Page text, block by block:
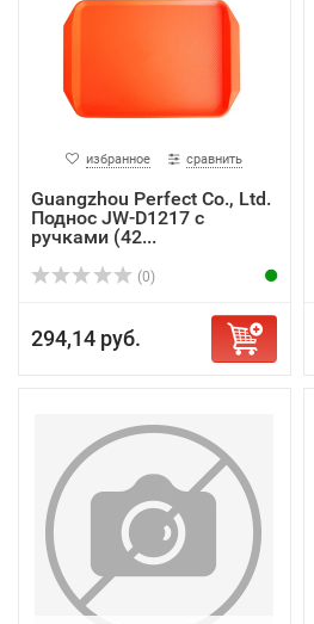
избранное сравнить
Guangzhou Perfect Co., Ltd.
Поднос JW-D1217 с
ручками (42...
(0)
294,14 руб.